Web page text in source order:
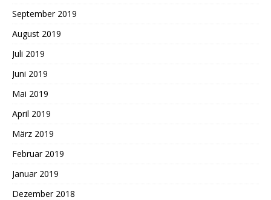
September 2019
August 2019
Juli 2019
Juni 2019
Mai 2019
April 2019
März 2019
Februar 2019
Januar 2019
Dezember 2018